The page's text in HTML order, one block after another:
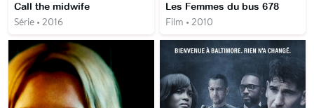
Call the midwife
Série • 2016
Les Femmes du bus 678
Film • 2010